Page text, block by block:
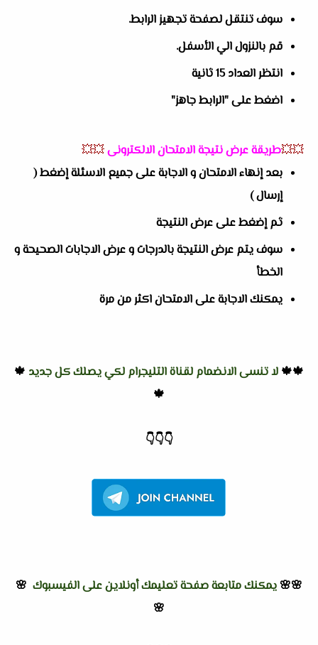
سوف تنتقل لصفحة تجهيز الرابط.
قم بالنزول الي الأسفل.
انتظر العداد 15 ثانية
اضغط على "الرابط جاهز"
💥💥طريقة عرض نتيجة الامتحان الالكترونى💥💥
بعد إنهاء الامتحان و الاجابة على جميع الاسئلة إضغط (
إرسال )
ثم إضغط على عرض النتيجة
سوف يتم عرض النتيجة بالدرجات و عرض الاجابات الصحيحة و
الخطأ
يمكنك الاجابة على الامتحان اكثر من مرة
🍁🍁 لا تنسى الانضمام لقناة التليجرام لكي يصلك كل جديد 🍁
🍁
👇
👇
👇
🌸🌸 يمكنك متابعة صفحة تعليمك أونلاين على الفيسبوك 🌸
🌸